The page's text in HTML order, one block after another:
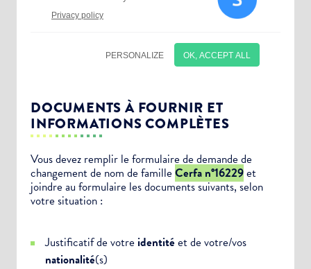
DOCUMENTS À FOURNIR ET
INFORMATIONS COMPLÈTES
Vous devez remplir le formulaire de demande de
changement de nom de famille Cerfa n°16229et
joindre au formulaire les documents suivants, selon
votre situation :
Justificatif de votre identitéet de votre/vos
nationalité(s)
Choisissez votre abonnement :
Alertes Mail
Newsletter Sport et Vie associative